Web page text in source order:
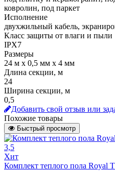
ковролин, под паркет
Исполнение
двухжильный кабель,
Класс защиты от влаги и пыли
IPX7
Размеры
24 м х 0,5 мм х 4 мм
Длина секции, м
24
Ширина секции, м
0,5
Добавить свой отзыв или
Похожие товары
Быстрый просмотр
Хит
Комплект теплого пола Royal